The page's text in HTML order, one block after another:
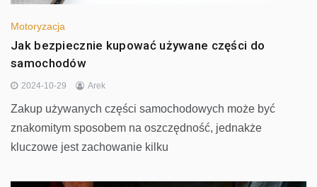
Motoryzacja
Jak bezpiecznie kupować używane części do
samochodów
2024-10-29 Arek
Zakup używanych części samochodowych może być
znakomitym sposobem na oszczędność, jednakże
kluczowe jest zachowanie kilku